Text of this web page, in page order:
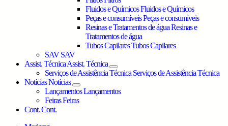
Fluidos e QuímicosFluidos e Químicos
Peças e consumíveisPeças e consumíveis
Resinas e Tratamentos de águaResinas e
Tratamentos de água
Tubos CapilaresTubos Capilares
SAV SAV
Assist. TécnicaAssist. Técnica
Serviços de Assistência Técnica Serviços de Assistência Técnica
NotíciasNotícias
LançamentosLançamentos
FeirasFeiras
Cont.Cont.